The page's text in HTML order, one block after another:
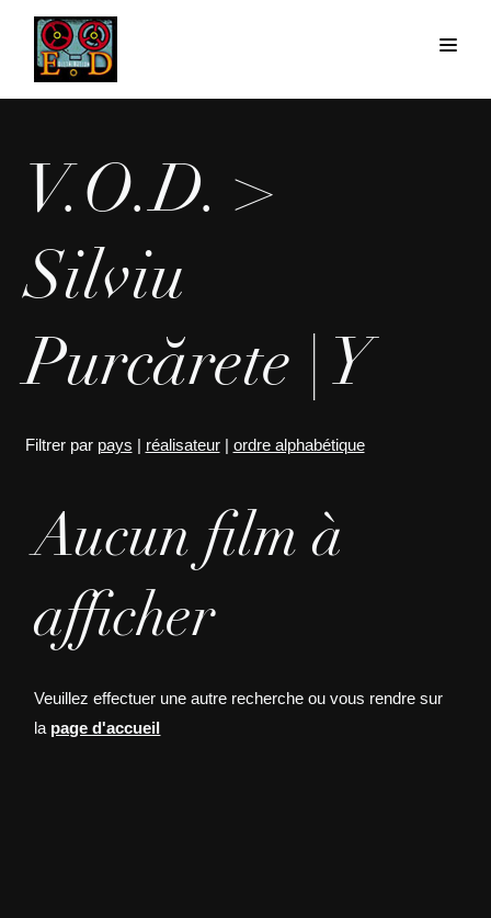
V.O.D. >
Silviu
Purcărete | Y
Filtrer par pays | réalisateur| ordre alphabétique
Aucun film à
afficher
Veuillez effectuer une autre recherche ou vous rendre sur
la page d'accueil